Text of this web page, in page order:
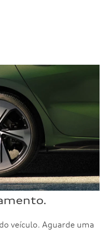
veículo. Aguarde uma